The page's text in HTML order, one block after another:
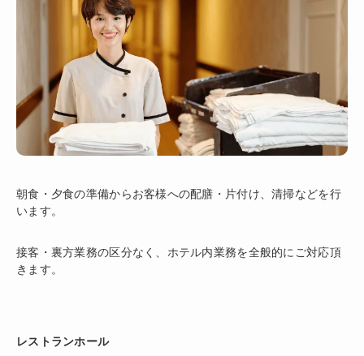
朝食・夕食の準備からお客様への配膳・片付け、清掃などを行
います。
接客・裏方業務の区分なく、ホテル内業務を全般的にご対応頂
きます。
レストランホール